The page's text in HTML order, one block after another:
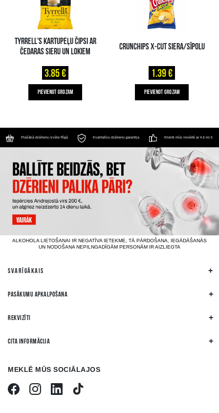
TYRRELL'S KARTUPEĻU ČIPSI AR
ČEDARAS SIERU UN LOKIEM
3.85 €
PIEVIENOT GROZAM
CRUNCHIPS X-CUT SIERA/SĪPOLU
1.39 €
PIEVIENOT GROZAM
Plašākā dzērienu izvēle Rīgā Kvalitatīvu dzērienu garantija Klienti mūs novērtē ar 4.6 no 5
ALKOHOLA LIETOŠANAI IR NEGATĪVA IETEKME, TĀ PĀRDOŠANA, IEGĀDĀŠANĀS
UN NODOŠANA NEPILNGADĪGĀM PERSONĀM IR AIZLIEGTA
SVARĪGĀKAIS
PASĀKUMU APKALPOŠANA
REKVIZĪTI
CITA INFORMĀCIJA
MEKLĒ MŪS SOCIĀLAJOS